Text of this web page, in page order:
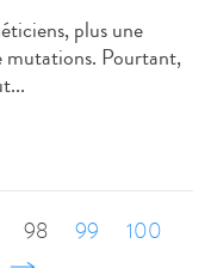
plus une
mutations. Pourtant,
98 99
100